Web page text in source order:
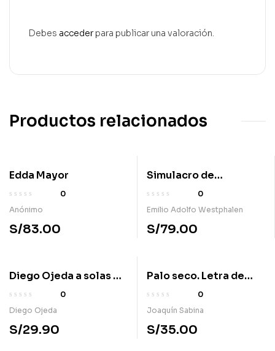
Debes acceder para publicar una valoración.
Productos relacionados
Edda Mayor
0
Anónimo
S/83.00
Simulacro de
sortilegios
0
Emilio Adolfo Westphalen
S/79.00
Diego Ojeda a solas en
Fnac
0
Diego Ojeda
S/29.90
Palo seco. Letra de
canciones0
Joaquín Sabina
S/35.00